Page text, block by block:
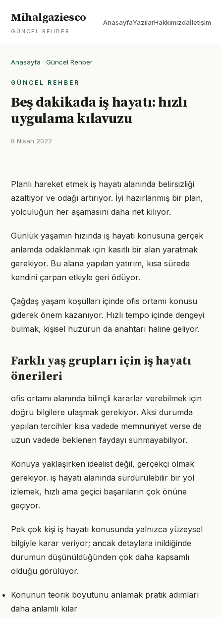
Mihalgaziesco
GÜNCEL REHBER
AnasayfaYazılarHakkımızdaİletişim
Anasayfa · Güncel Rehber
GÜNCEL REHBER
Beş dakikada iş hayatı: hızlı
uygulama kılavuzu
8 Nisan 2022
Planlı hareket etmek iş hayatı alanında belirsizliği
azaltıyor ve odağı artırıyor. İyi hazırlanmış bir plan,
yolculuğun her aşamasını daha net kılıyor.
Günlük yaşamın hızında iş hayatı konusuna gerçek
anlamda odaklanmak için kasıtlı bir alan yaratmak
gerekiyor. Bu alana yapılan yatırım, kısa sürede
kendini çarpan etkiyle geri ödüyor.
Çağdaş yaşam koşulları içinde ofis ortamı konusu
giderek önem kazanıyor. Hızlı tempo içinde dengeyi
bulmak, kişisel huzurun da anahtarı haline geliyor.
Farklı yaş grupları için iş hayatı
önerileri
ofis ortamı alanında bilinçli kararlar verebilmek için
doğru bilgilere ulaşmak gerekiyor. Aksi durumda
yapılan tercihler kısa vadede memnuniyet verse de
uzun vadede beklenen faydayı sunmayabiliyor.
Konuya yaklaşırken idealist değil, gerçekçi olmak
gerekiyor. iş hayatı alanında sürdürülebilir bir yol
izlemek, hızlı ama geçici başarıların çok önüne
geçiyor.
Pek çok kişi iş hayatı konusunda yalnızca yüzeysel
bilgiyle karar veriyor; ancak detaylara inildiğinde
durumun düşünüldüğünden çok daha kapsamlı
olduğu görülüyor.
Konunun teorik boyutunu anlamak pratik adımları
daha anlamlı kılar